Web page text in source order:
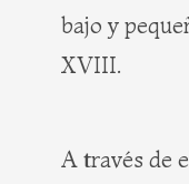
bajo y
XVIII.
A través de